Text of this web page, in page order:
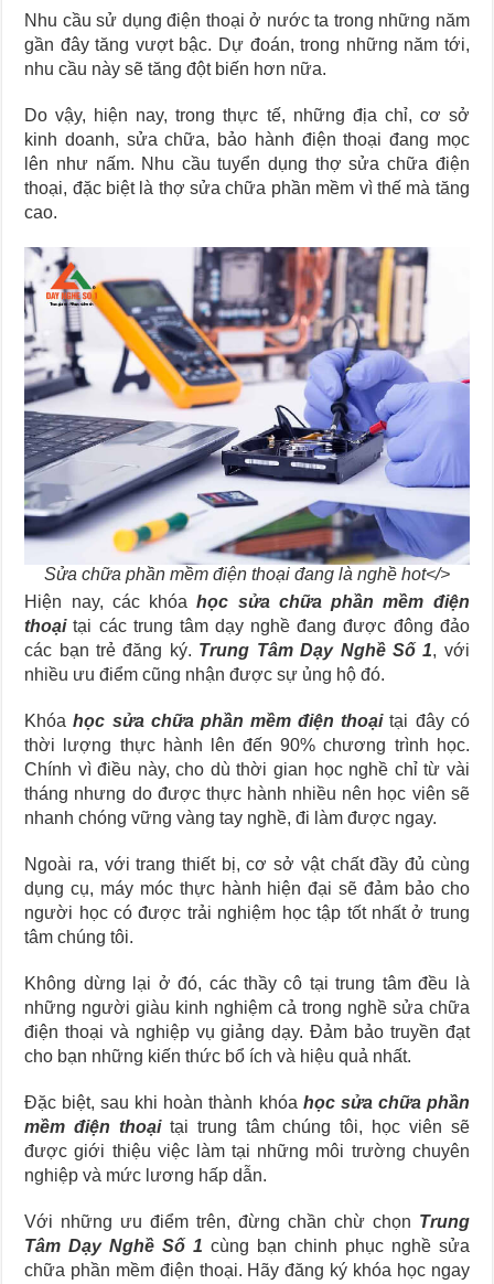
Nhu cầu sử dụng điện thoại ở nước ta trong những năm
gần đây tăng vượt bậc. Dự đoán, trong những năm tới,
nhu cầu này sẽ tăng đột biến hơn nữa.
Do vậy, hiện nay, trong thực tế, những địa chỉ, cơ sở
kinh doanh, sửa chữa, bảo hành điện thoại đang mọc
lên như nấm. Nhu cầu tuyển dụng thợ sửa chữa điện
thoại, đặc biệt là thợ sửa chữa phần mềm vì thế mà tăng
cao.
Sửa chữa phần mềm điện thoại đang là nghề hot</>
Hiện nay, các khóahọc sửa chữa phần mềm điện
thoại tại các trung tâm dạy nghề đang được đông đảo
các bạn trẻ đăng ký. Trung Tâm Dạy Nghề Số 1, với
nhiều ưu điểm cũng nhận được sự ủng hộ đó.
Khóahọc sửa chữa phần mềm điện thoạitại đây có
thời lượng thực hành lên đến 90% chương trình học.
Chính vì điều này, cho dù thời gian học nghề chỉ từ vài
tháng nhưng do được thực hành nhiều nên học viên sẽ
nhanh chóng vững vàng tay nghề, đi làm được ngay.
Ngoài ra, với trang thiết bị, cơ sở vật chất đầy đủ cùng
dụng cụ, máy móc thực hành hiện đại sẽ đảm bảo cho
người học có được trải nghiệm học tập tốt nhất ở trung
tâm chúng tôi.
Không dừng lại ở đó, các thầy cô tại trung tâm đều là
những người giàu kinh nghiệm cả trong nghề sửa chữa
điện thoại và nghiệp vụ giảng dạy. Đảm bảo truyền đạt
cho bạn những kiến thức bổ ích và hiệu quả nhất.
Đặc biệt, sau khi hoàn thành khóa học sửa chữa phần
mềm điện thoại tại trung tâm chúng tôi, học viên sẽ
được giới thiệu việc làm tại những môi trường chuyên
nghiệp và mức lương hấp dẫn.
Với những ưu điểm trên, đừng chần chừ chọn Trung
Tâm Dạy Nghề Số 1 cùng bạn chinh phục nghề sửa
chữa phần mềm điện thoại. Hãy đăng ký khóa học ngay